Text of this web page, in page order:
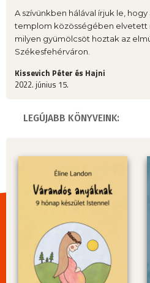
A szívünkben hálával írjuk le,
templom közösségében elvetett
milyen gyümölcsöt hoztak az
Székesfehérváron.
Kissevich Péter és Hajni
2022. június 15.
LEGÚJABB KÖNYVEINK: